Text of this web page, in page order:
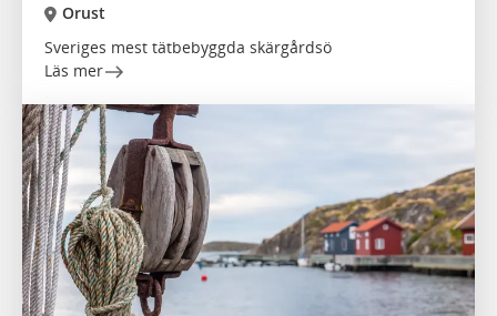
Orust
Sveriges mest tätbebyggda skärgårdsö
Läs mer